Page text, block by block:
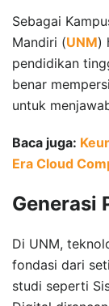
Sebagai
Mandiri (UNM)
pendidikan
benar
untuk
Baca juga:
Era Cloud
Generasi
Di UNM,
fondasi dari
studi seperti